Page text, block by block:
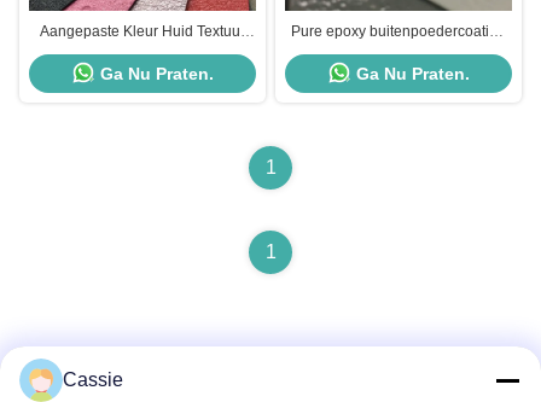
Aangepaste Kleur Huid Textuur
Poedercoating, Metalen
Oppervlak Spuiten Polyester Hars
Coating
Ga Nu Praten.
Pure epoxy buitenpoedercoating
fijngeweven oppervlak Hoge
warmteverspreiding
Ga Nu Praten.
1
1
Cassie